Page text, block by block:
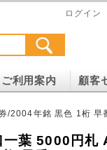
ログイン
ご利用案内 顧客
/2004年銘 黒色 1桁 早
一葉 5000円札